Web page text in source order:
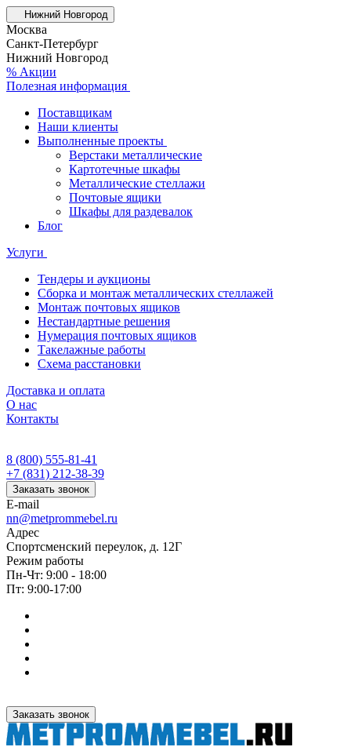
Нижний Новгород
Москва
Санкт-Петербург
Нижний Новгород
% Акции
Полезная информация
Поставщикам
Наши клиенты
Выполненные проекты
Верстаки металлические
Картотечные шкафы
Металлические стеллажи
Почтовые ящики
Шкафы для раздевалок
Блог
Услуги
Тендеры и аукционы
Сборка и монтаж металлических стеллажей
Монтаж почтовых ящиков
Нестандартные решения
Нумерация почтовых ящиков
Такелажные работы
Схема расстановки
Доставка и оплата
О нас
Контакты
8 (800) 555-81-41
+7 (831) 212-38-39
Заказать звонок
E-mail
nn@metprommebel.ru
Адрес
Спортсменский переулок, д. 12Г
Режим работы
Пн-Чт: 9:00 - 18:00
Пт: 9:00-17:00
Заказать звонок